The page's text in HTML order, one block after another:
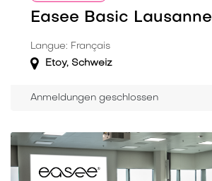
Easee Basic Lausanne
Langue: Français
Etoy, Schweiz
Anmeldungen geschlossen